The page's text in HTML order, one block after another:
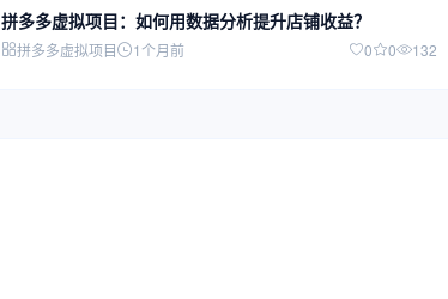
拼多多虚拟项目：如何用数据分析提升店铺收益？
拼多多虚拟项目 1个月前 0 0 132